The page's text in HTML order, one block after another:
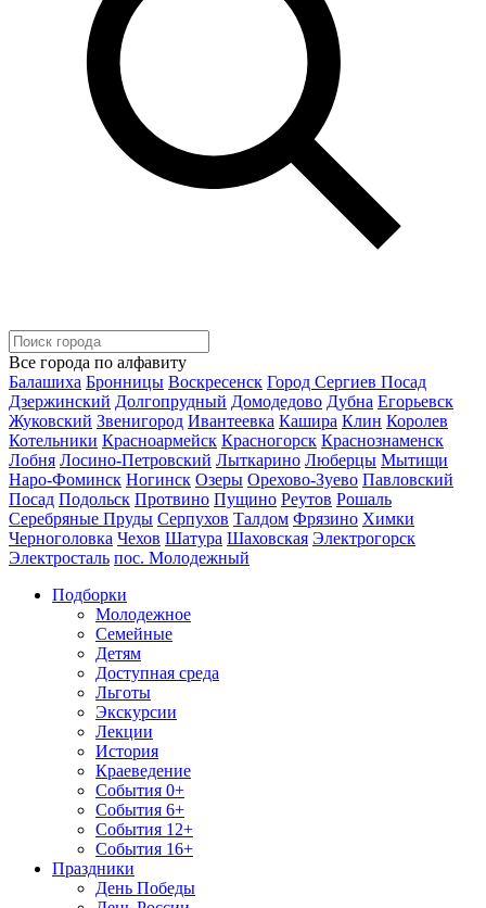
Все города по алфавиту
Балашиха Бронницы Воскресенск Город Сергиев Посад
Дзержинский Долгопрудный Домодедово Дубна Егорьевск
Жуковский Звенигород Ивантеевка Кашира Клин Королев
Котельники Красноармейск Красногорск Краснознаменск
Лобня Лосино-Петровский Лыткарино Люберцы Мытищи
Наро-Фоминск Ногинск Озеры Орехово-Зуево Павловский
Посад Подольск Протвино Пущино Реутов Рошаль
Серебряные Пруды Серпухов Талдом Фрязино Химки
Черноголовка Чехов Шатура Шаховская Электрогорск
Электросталь пос. Молодежный
Подборки
Молодежное
Семейные
Детям
Доступная среда
Льготы
Экскурсии
Лекции
История
Краеведение
События 0+
События 6+
События 12+
События 16+
Праздники
День Победы